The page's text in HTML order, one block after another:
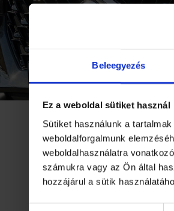
Beleegyezés
Ez a weboldal sütiket használ
Sütiket használunk a
weboldalforgalmunk
weboldalhasználatra
számukra vagy az Ön által
hozzájárul a sütik
TÖBB MINT
KAPNAK A
SUZUKINÁL